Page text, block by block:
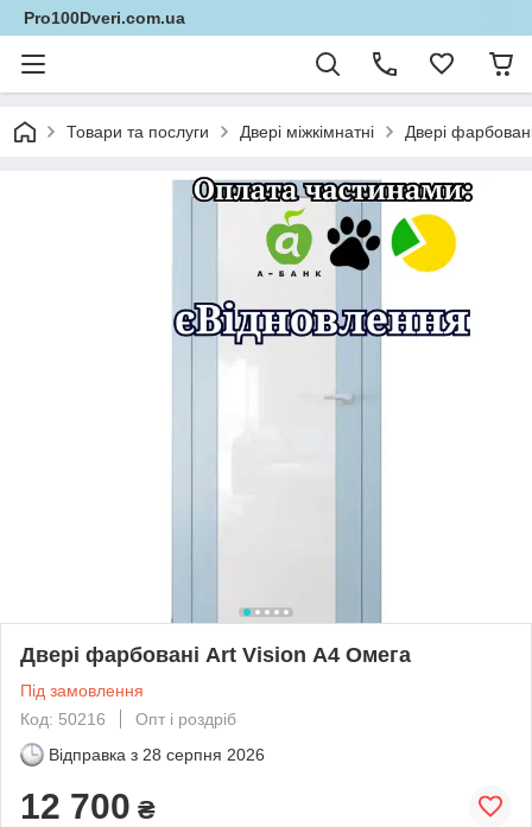
Pro100Dveri.com.ua
Товари та послуги Двері міжкімнатні Двері
Двері фарбовані Art Vision А4 Омега
Під замовлення
Код: 50216
Опт і роздріб
Відправка з 28 серпня 2026
12 700 ₴